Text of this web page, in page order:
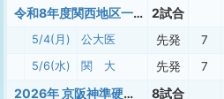
令和8年度関西地区一次トーナメント大会 2試合
5/4(月) 公大医 先発 7
5/6(水) 関 大 先発 7
2026年 京阪神準硬式春季 8試合